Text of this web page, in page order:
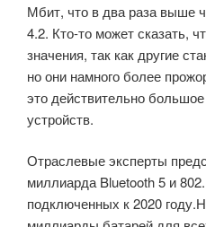
Мбит, что в два раза выше
4.2. Кто-то может сказать,
значения, так как другие
но они намного более
это действительно
устройств.
Отраслевые эксперты
миллиарда Bluetooth 5 и
подключенных к 2020